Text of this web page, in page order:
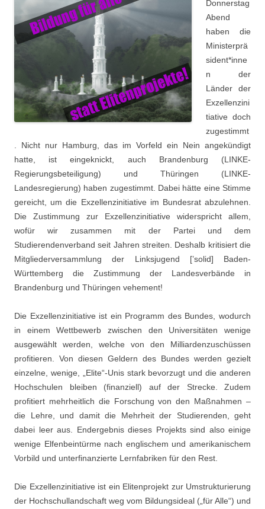
Donnerstag
Abend
haben die
Ministerprä
sident*inne
n der
Länder der
Exzellenzini
tiative doch
zugestimmt
. Nicht nur Hamburg, das im Vorfeld ein Nein angekündigt
hatte, ist eingeknickt, auch Brandenburg (LINKE-
Regierungsbeteiligung) und Thüringen (LINKE-
Landesregierung) haben zugestimmt. Dabei hätte eine Stimme
gereicht, um die Exzellenzinitiative im Bundesrat abzulehnen.
Die Zustimmung zur Exzellenzinitiative widerspricht allem,
wofür wir zusammen mit der Partei und dem
Studierendenverband seit Jahren streiten. Deshalb kritisiert die
Mitgliederversammlung der Linksjugend [’solid] Baden-
Württemberg die Zustimmung der Landesverbände in
Brandenburg und Thüringen vehement!
Die Exzellenzinitiative ist ein Programm des Bundes, wodurch
in einem Wettbewerb zwischen den Universitäten wenige
ausgewählt werden, welche von den Milliardenzuschüssen
profitieren. Von diesen Geldern des Bundes werden gezielt
einzelne, wenige, „Elite“-Unis stark bevorzugt und die anderen
Hochschulen bleiben (finanziell) auf der Strecke. Zudem
profitiert mehrheitlich die Forschung von den Maßnahmen –
die Lehre, und damit die Mehrheit der Studierenden, geht
dabei leer aus. Endergebnis dieses Projekts sind also einige
wenige Elfenbeintürme nach englischem und amerikanischem
Vorbild und unterfinanzierte Lernfabriken für den Rest.
Die Exzellenzinitiative ist ein Elitenprojekt zur Umstrukturierung
der Hochschullandschaft weg vom Bildungsideal („für Alle“) und